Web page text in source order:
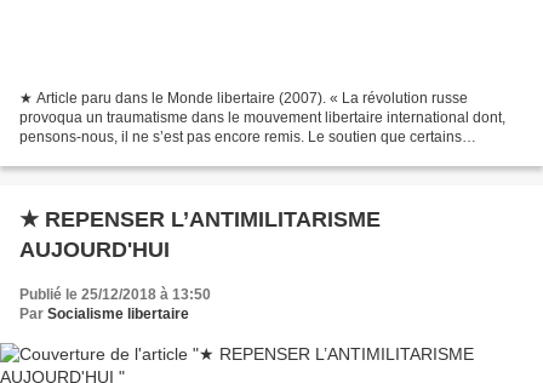
★ Article paru dans le Monde libertaire (2007). « La révolution russe
provoqua un traumatisme dans le mouvement libertaire international dont,
pensons-nous, il ne s’est pas encore remis. Le soutien que certains
★ REPENSER L’ANTIMILITARISME
AUJOURD'HUI
Publié le 25/12/2018 à 13:50
Par Socialisme libertaire